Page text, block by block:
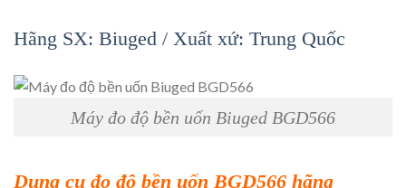
Hãng SX: Biuged / Xuất xứ: Trung Quốc
Máy đo độ bền uốn Biuged BGD566
Dụng cụ đo độ bền uốn BGD566 hãng